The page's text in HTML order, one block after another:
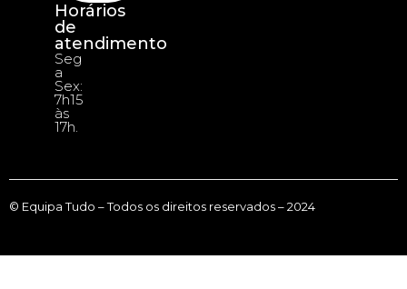
Horários
de
atendimento
Seg
a
Sex:
7h15
às
17h.
© Equipa Tudo – Todos os direitos reservados – 2024